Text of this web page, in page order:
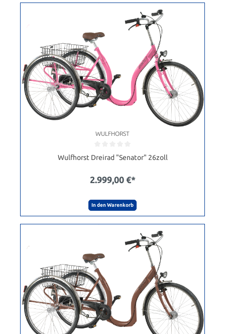
WULFHORST
Wulfhorst Dreirad "Senator" 26zoll
2.999,00 €*
In den Warenkorb